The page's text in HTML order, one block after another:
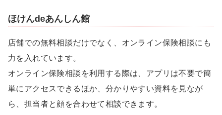
ほけんdeあんしん館
店舗での無料相談だけでなく、オンライン保険相談にも
力を入れています。
オンライン保険相談を利用する際は、アプリは不要で簡
単にアクセスできるほか、分かりやすい資料を見なが
ら、担当者と顔を合わせて相談できます。